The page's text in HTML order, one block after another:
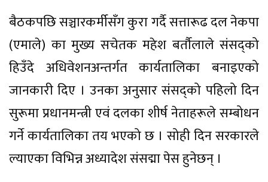
बैठकपछि सञ्चारकर्मीसँग कुरा गर्दै सत्तारूढ दल नेकपा
(एमाले) का मुख्य सचेतक महेश बर्तौलाले संसद्को
हिउँदे अधिवेशनअन्तर्गत कार्यतालिका बनाइएको
जानकारी दिए । उनका अनुसार संसद्को पहिलो दिन
सुरूमा प्रधानमन्त्री एवं दलका शीर्ष नेताहरूले सम्बोधन
गर्ने कार्यतालिका तय भएको छ । सोही दिन सरकारले
ल्याएका विभिन्न अध्यादेश संसद्मा पेस हुनेछन् ।